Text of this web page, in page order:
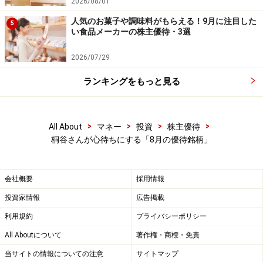
5
人気のお菓子や調味料がもらえる！9月に注目した
い食品メーカーの株主優待・3選
2026/07/29
ランキングをもっと見る
All About > マネー > 投資 > 株主優待
>
桐谷さんが心待ちにする「8月の優待銘柄」
会社概要 採用情報
投資家情報 広告掲載
利用規約 プライバシーポリシー
All Aboutについて 著作権・商標・免責
当サイトの情報についての注意 サイトマップ